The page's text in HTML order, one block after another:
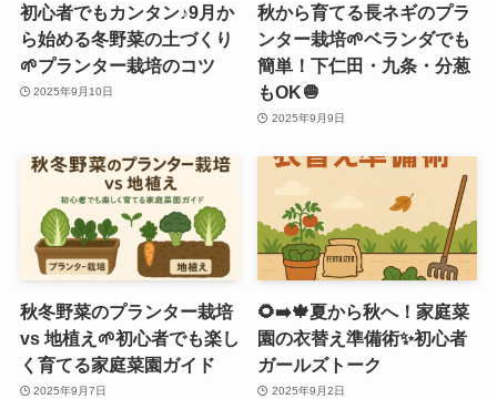
初心者でもカンタン♪9月か
ら始める冬野菜の土づくり
🌱プランター栽培のコツ
2025年9月10日
秋から育てる長ネギのプラ
ンター栽培🌱ベランダでも
簡単！下仁田・九条・分葱
もOK🧅
2025年9月9日
秋冬野菜のプランター栽培
vs 地植え🌱初心者でも楽し
く育てる家庭菜園ガイド
2025年9月7日
🌻➡️🍁夏から秋へ！家庭菜
園の衣替え準備術✨初心者
ガールズトーク
2025年9月2日